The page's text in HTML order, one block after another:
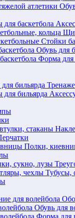
Стойки
Обувь для
Форма для
Полки,
Тубусы,
Обувь для
Форма для